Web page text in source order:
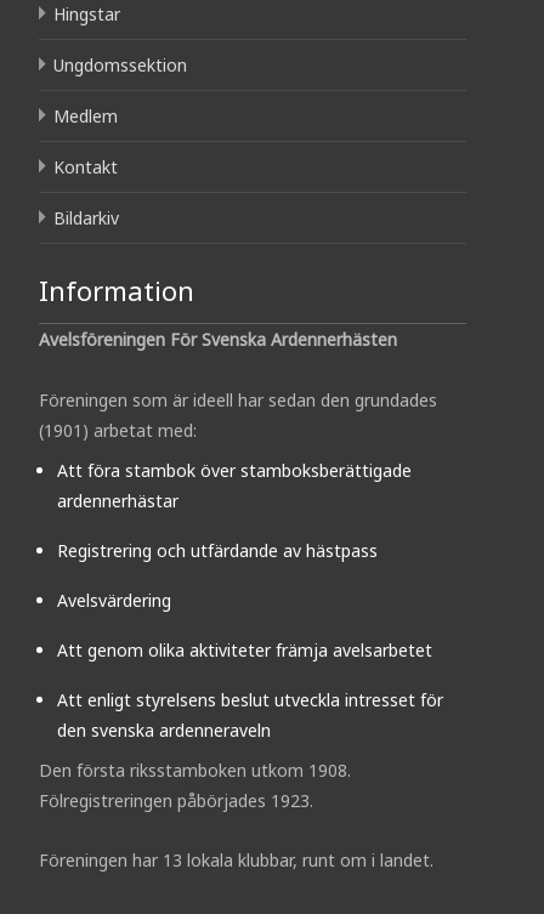
Hingstar
Ungdomssektion
Medlem
Kontakt
Bildarkiv
Information
Avelsföreningen För Svenska Ardennerhästen
Föreningen som är ideell har sedan den grundades
(1901) arbetat med:
Att föra stambok över stamboksberättigade
ardennerhästar
Registrering och utfärdande av hästpass
Avelsvärdering
Att genom olika aktiviteter främja avelsarbetet
Att enligt styrelsens beslut utveckla intresset för
den svenska ardenneraveln
Den första riksstamboken utkom 1908.
Fölregistreringen påbörjades 1923.
Föreningen har 13 lokala klubbar, runt om i landet.